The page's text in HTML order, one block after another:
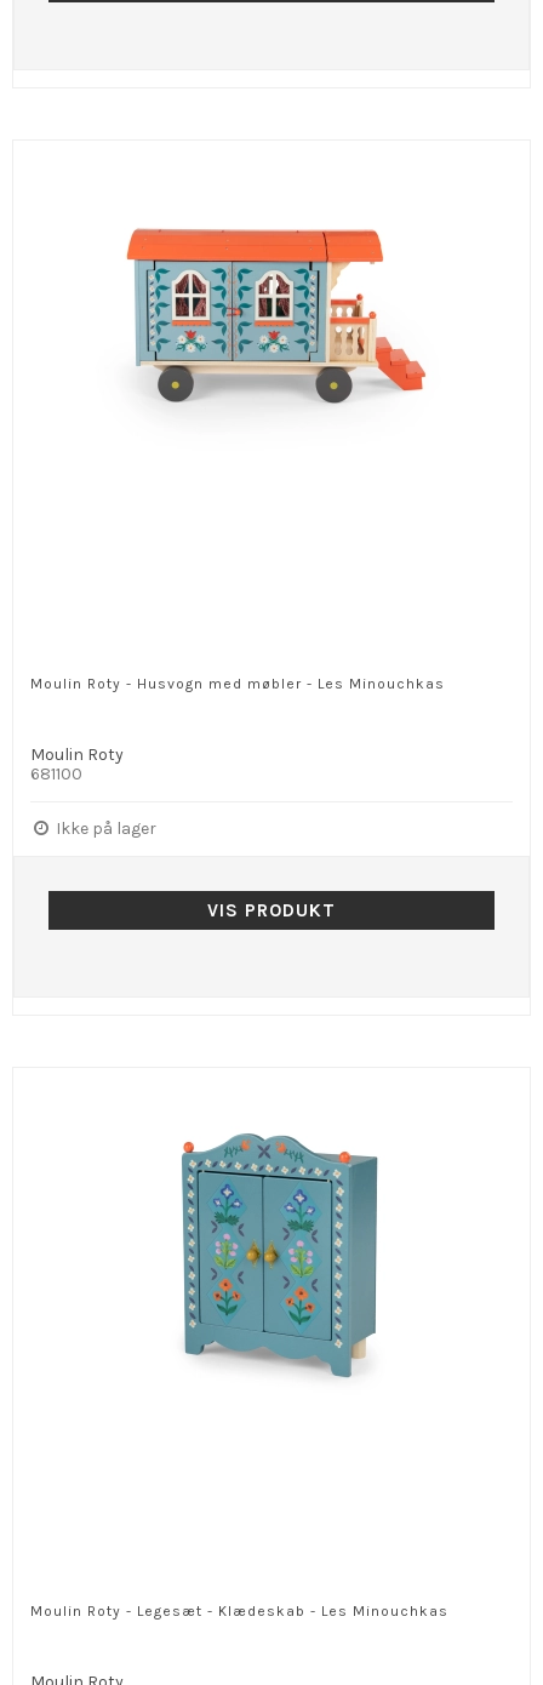
Moulin Roty - Husvogn med møbler - Les Minouchkas
Moulin Roty
681100
Ikke på lager
VIS PRODUKT
Moulin Roty - Legesæt - Klædeskab - Les Minouchkas